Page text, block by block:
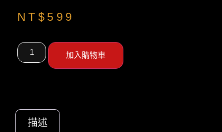
NT$ 599
加入購物車
描述